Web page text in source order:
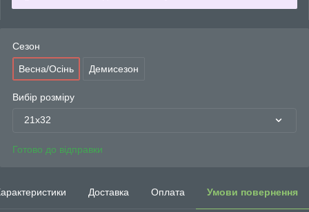
Сезон
Весна/Осінь Демисезон
Вибір розміру
21х32
Готово до відправки
Доставка Оплата Умови повернення